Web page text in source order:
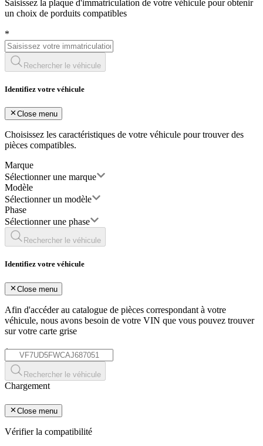
Saisissez la plaque d'immatriculation de votre véhicule pour obtenir
un choix de porduits compatibles
*
Rechercher le véhicule
Identifiez votre véhicule
Close menu
Choisissez les caractéristiques de votre véhicule pour trouver des
pièces compatibles.
Marque
Sélectionner une marque
Modèle
Sélectionner un modèle
Phase
Sélectionner une phase
Rechercher le véhicule
Identifiez votre véhicule
Close menu
Afin d'accéder au catalogue de pièces correspondant à votre
véhicule, nous avons besoin de votre VIN que vous pouvez trouver
sur votre carte grise
*
Rechercher le véhicule
Chargement
Close menu
Vérifier la compatibilité